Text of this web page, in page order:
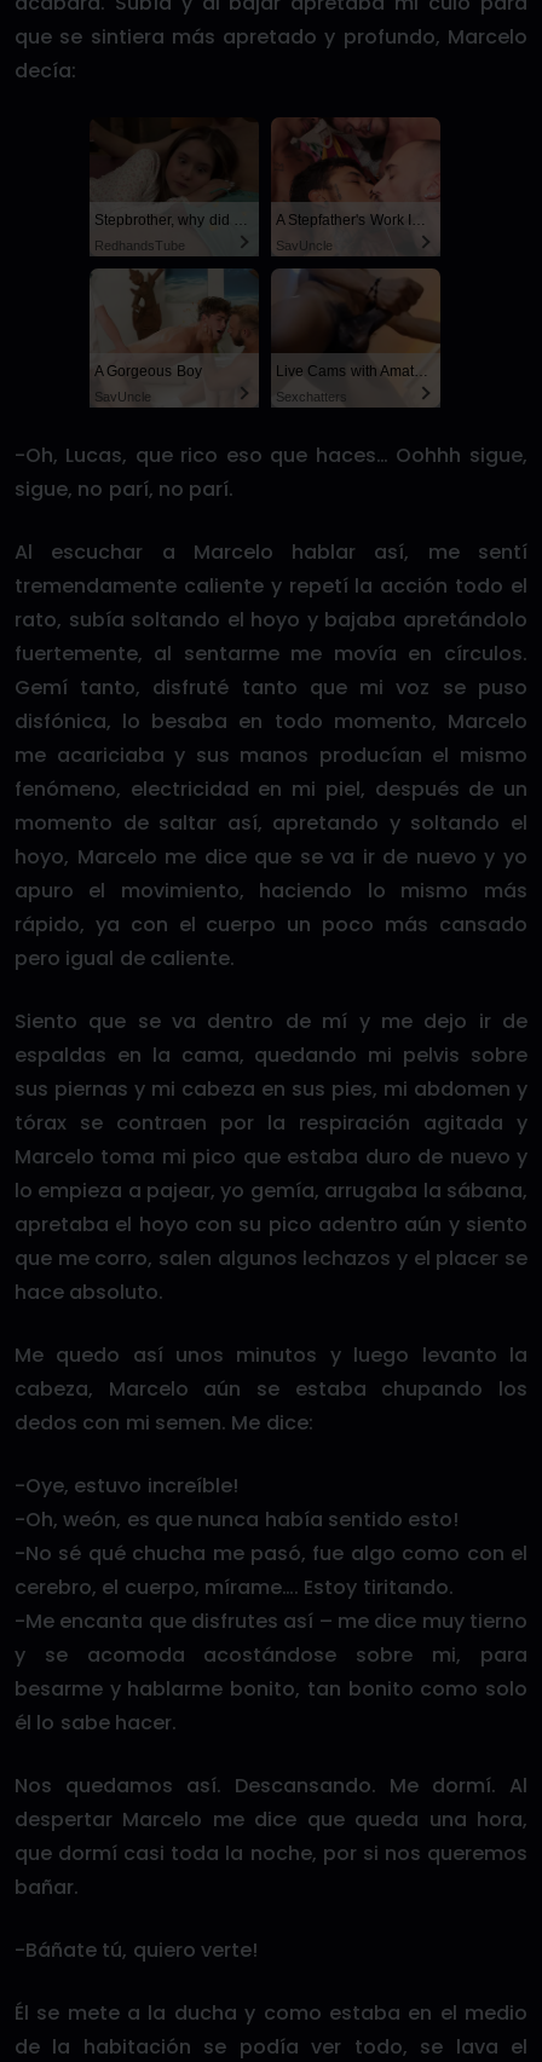
que se sintiera más apretado y profundo, Marcelo
decía:
Stepbrother, why did you show me your dick? Now I want to fuck you with my wet pussy
RedhandsTube
A Stepfather's Work Is Never Done
SayUncle
A Gorgeous Boy
SayUncle
Live Cams with Amateur Men
Sexchatters
-Oh, Lucas, que rico eso que haces… Oohhh sigue,
sigue, no parí, no parí.
Al escuchar a Marcelo hablar así, me sentí
tremendamente caliente y repetí la acción todo el
rato, subía soltando el hoyo y bajaba apretándolo
fuertemente, al sentarme me movía en círculos.
Gemí tanto, disfruté tanto que mi voz se puso
disfónica, lo besaba en todo momento, Marcelo
me acariciaba y sus manos producían el mismo
fenómeno, electricidad en mi piel, después de un
momento de saltar así, apretando y soltando el
hoyo, Marcelo me dice que se va ir de nuevo y yo
apuro el movimiento, haciendo lo mismo más
rápido, ya con el cuerpo un poco más cansado
pero igual de caliente.
Siento que se va dentro de mí y me dejo ir de
espaldas en la cama, quedando mi pelvis sobre
sus piernas y mi cabeza en sus pies, mi abdomen y
tórax se contraen por la respiración agitada y
Marcelo toma mi pico que estaba duro de nuevo y
lo empieza a pajear, yo gemía, arrugaba la sábana,
apretaba el hoyo con su pico adentro aún y siento
que me corro, salen algunos lechazos y el placer se
hace absoluto.
Me quedo así unos minutos y luego levanto la
cabeza, Marcelo aún se estaba chupando los
dedos con mi semen. Me dice:
-Oye, estuvo increíble!
-Oh, weón, es que nunca había sentido esto!
-No sé qué chucha me pasó, fue algo como con el
cerebro, el cuerpo, mírame…. Estoy tiritando.
-Me encanta que disfrutes así – me dice muy tierno
y se acomoda acostándose sobre mi, para
besarme y hablarme bonito, tan bonito como solo
él lo sabe hacer.
Nos quedamos así. Descansando. Me dormí. Al
despertar Marcelo me dice que queda una hora,
que dormí casi toda la noche, por si nos queremos
bañar.
-Báñate tú, quiero verte!
Él se mete a la ducha y como estaba en el medio
de la habitación se podía ver todo, se lava el